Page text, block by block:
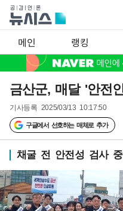
메인 랭킹
금산군, 매달 '안전
기사등록 2025/03/13 10:17:50
구글에서 선호하는 매체로 추가
채굴 전 안전성 검사